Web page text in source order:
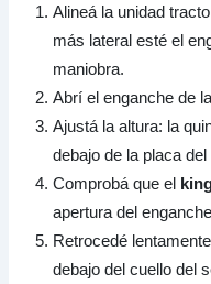
Alineá la unidad
más lateral esté el
maniobra.
Abrí el enganche de
Ajustá la altura: la
debajo de la placa
Comprobá que el
apertura del
Retrocedé
debajo del cuello del